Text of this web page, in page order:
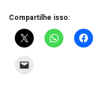
Compartilhe isso: